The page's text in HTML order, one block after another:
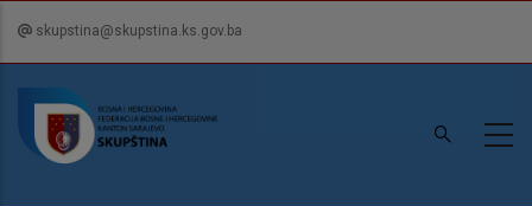
content
skupstina@skupstina.ks.gov.ba